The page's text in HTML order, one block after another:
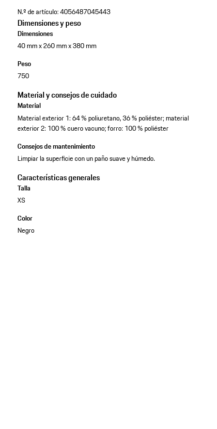
N.º de artículo:4056487045443
Dimensiones y peso
Dimensiones
40 mm x 260 mm x 380 mm
Peso
750
Material y consejos de cuidado
Material
Material exterior 1: 64 % poliuretano, 36 % poliéster; material
exterior 2: 100 % cuero vacuno; forro: 100 % poliéster
Consejos de mantenimiento
Limpiar la superficie con un paño suave y húmedo.
Características generales
Talla
XS
Color
Negro